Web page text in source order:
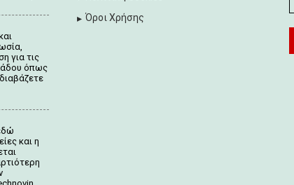
για τις
όπως
και η
Όροι Χρήσης